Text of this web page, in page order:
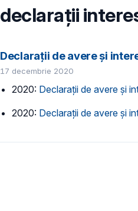
declarații
Declarații de avere și
17 decembrie 2020
2020: Declarații de avere și
2020: Declarații de avere și